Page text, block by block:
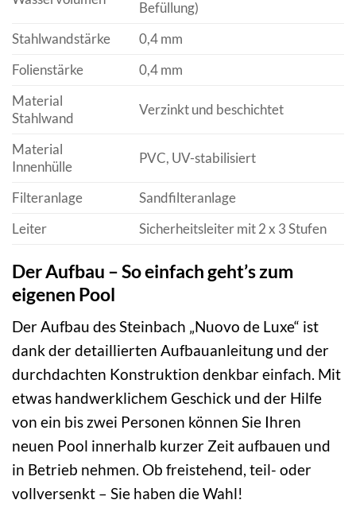
Befüllung)
Stahlwandstärke
0,4 mm
Folienstärke
0,4 mm
Material
Stahlwand
Verzinkt und beschichtet
Material
Innenhülle
PVC, UV-stabilisiert
Filteranlage
Sandfilteranlage
Leiter
Sicherheitsleiter mit 2 x 3 Stufen
Der Aufbau – So einfach geht’s zum
eigenen Pool
Der Aufbau des Steinbach „Nuovo de Luxe“ ist
dank der detaillierten Aufbauanleitung und der
durchdachten Konstruktion denkbar einfach. Mit
etwas handwerklichem Geschick und der Hilfe
von ein bis zwei Personen können Sie Ihren
neuen Pool innerhalb kurzer Zeit aufbauen und
in Betrieb nehmen. Ob freistehend, teil- oder
vollversenkt – Sie haben die Wahl!